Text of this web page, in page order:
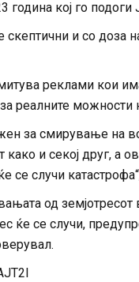
кој го подоги
и со доза
реклами кои
реалните
за смирување на
како и секој друг,
се случи
од
ќе се случи,